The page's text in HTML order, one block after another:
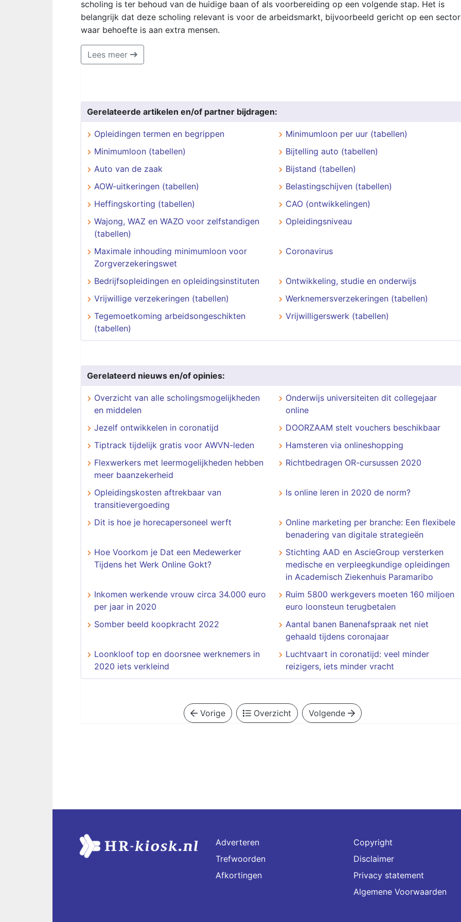
scholing is ter behoud van de huidige baan of als voorbereiding op een volgende stap. Het is
belangrijk dat deze scholing relevant is voor de arbeidsmarkt, bijvoorbeeld gericht op een sector
waar behoefte is aan extra mensen.
Lees meer
Gerelateerde artikelen en/of partner bijdragen:
Opleidingen termen en begrippen
Minimumloon per uur (tabellen)
Minimumloon (tabellen)
Bijtelling auto (tabellen)
Auto van de zaak
Bijstand (tabellen)
AOW-uitkeringen (tabellen)
Belastingschijven (tabellen)
Heffingskorting (tabellen)
CAO (ontwikkelingen)
Wajong, WAZ en WAZO voor zelfstandigen
(tabellen)
Opleidingsniveau
Maximale inhouding minimumloon voor
Zorgverzekeringswet
Coronavirus
Bedrijfsopleidingen en opleidingsinstituten
Ontwikkeling, studie en onderwijs
Vrijwillige verzekeringen (tabellen)
Werknemersverzekeringen (tabellen)
Tegemoetkoming arbeidsongeschikten
(tabellen)
Vrijwilligerswerk (tabellen)
Gerelateerd nieuws en/of opinies:
Overzicht van alle scholingsmogelijkheden
en middelen
Onderwijs universiteiten dit collegejaar
online
Jezelf ontwikkelen in coronatijd
DOORZAAM stelt vouchers beschikbaar
Tiptrack tijdelijk gratis voor AWVN-leden
Hamsteren via onlineshopping
Flexwerkers met leermogelijkheden hebben
meer baanzekerheid
Richtbedragen OR-cursussen 2020
Opleidingskosten aftrekbaar van
transitievergoeding
Is online leren in 2020 de norm?
Dit is hoe je horecapersoneel werft
Online marketing per branche: Een flexibele
benadering van digitale strategieën
Hoe Voorkom je Dat een Medewerker
Tijdens het Werk Online Gokt?
Stichting AAD en AscieGroup versterken
medische en verpleegkundige opleidingen
in Academisch Ziekenhuis Paramaribo
Inkomen werkende vrouw circa 34.000 euro
per jaar in 2020
Ruim 5800 werkgevers moeten 160 miljoen
euro loonsteun terugbetalen
Somber beeld koopkracht 2022
Aantal banen Banenafspraak net niet
gehaald tijdens coronajaar
Loonkloof top en doorsnee werknemers in
2020 iets verkleind
Luchtvaart in coronatijd: veel minder
reizigers, iets minder vracht
Vorige Overzicht Volgende
Adverteren
Trefwoorden
Afkortingen
Copyright
Disclaimer
Privacy statement
Algemene Voorwaarden